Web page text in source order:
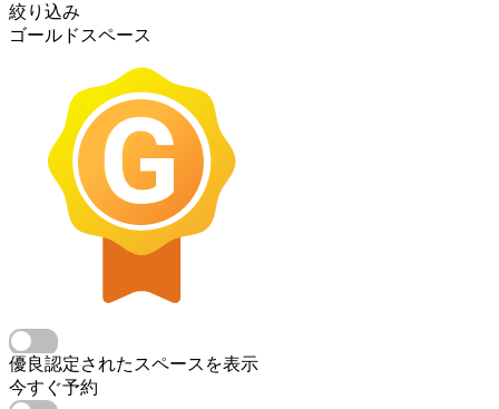
絞り込み
ゴールドスペース
優良認定されたスペースを表示
今すぐ予約